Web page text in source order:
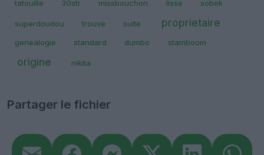
tatouille 30str missbouchon lisse sobek
superdoudou trouve suite proprietaire
genealogie standard dumbo stamboom
origine nikita
Partager le fichier